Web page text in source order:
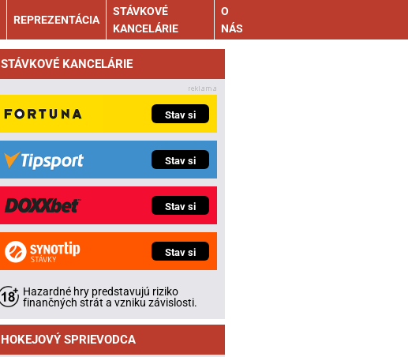
REPREZENTÁCIA
STÁVKOVÉ
KANCELÁRIE
O
NÁS
STÁVKOVÉ KANCELÁRIE
Stav si
Stav si
Stav si
Stav si
Hazardné hry predstavujú riziko
finančných strát a vzniku závislosti.
HOKEJOVÝ SPRIEVODCA